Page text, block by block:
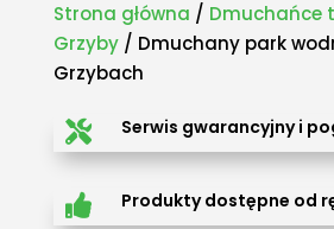
Strona główna / Dmuchańce
Grzyby/ Dmuchany park
Grzybach
 Serwis gwarancyjny i
 Produkty dostępne od